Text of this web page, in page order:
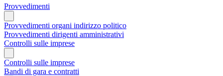
Provvedimenti
Provvedimenti organi indirizzo politico
Provvedimenti dirigenti amministrativi
Controlli sulle imprese
Controlli sulle imprese
Bandi di gara e contratti